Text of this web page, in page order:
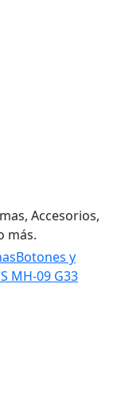
Accesorios,
más.
Botones y
MH-09 G33